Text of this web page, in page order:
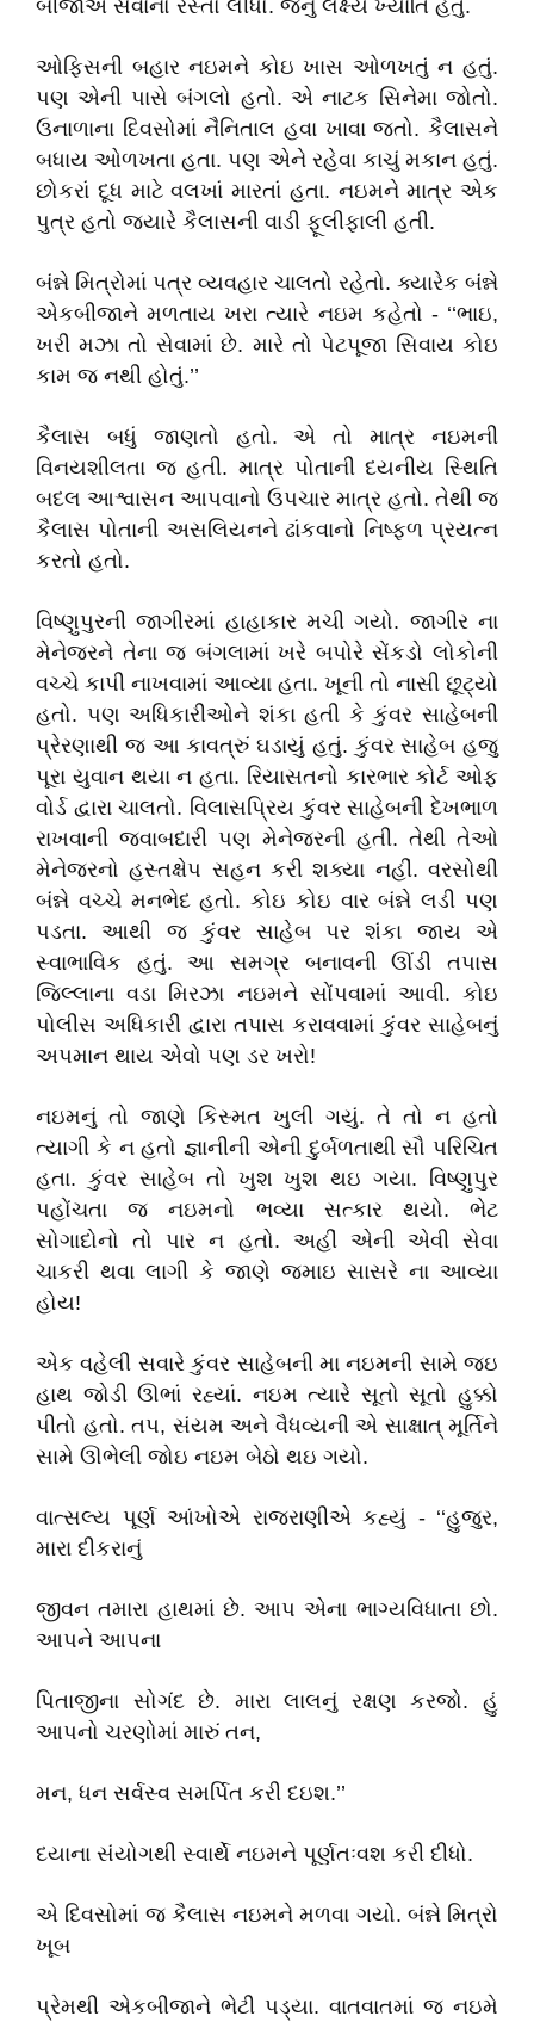
બીજાએ સેવાનો રસ્તો લીધો. જેનું લક્ષ્ય ખ્યાતિ હતું.
ઓફિસની બહાર નઇમને કોઇ ખાસ ઓળખતું ન હતું.
પણ એની પાસે બંગલો હતો. એ નાટક સિનેમા જોતો.
ઉનાળાના દિવસોમાં નૈનિતાલ હવા ખાવા જતો. કૈલાસને
બધાય ઓળખતા હતા. પણ એને રહેવા કાચું મકાન હતું.
છોકરાં દૂધ માટે વલખાં મારતાં હતા. નઇમને માત્ર એક
પુત્ર હતો જ્યારે કૈલાસની વાડી ફૂલીફાલી હતી.
બંન્ને મિત્રોમાં પત્ર વ્યવહાર ચાલતો રહેતો. ક્યારેક બંન્ને
એકબીજાને મળતાય ખરા ત્યારે નઇમ કહેતો - ‘‘ભાઇ,
ખરી મઝા તો સેવામાં છે. મારે તો પેટપૂજા સિવાય કોઇ
કામ જ નથી હોતું.’’
કૈલાસ બધું જાણતો હતો. એ તો માત્ર નઇમની
વિનયશીલતા જ હતી. માત્ર પોતાની દયનીય સ્થિતિ
બદલ આશ્વાસન આપવાનો ઉપચાર માત્ર હતો. તેથી જ
કૈલાસ પોતાની અસલિયનને ઢાંકવાનો નિષ્ફળ પ્રયત્ન
કરતો હતો.
વિષ્ણુપુરની જાગીરમાં હાહાકાર મચી ગયો. જાગીર ના
મેનેજરને તેના જ બંગલામાં ખરે બપોરે સેંકડો લોકોની
વચ્ચે કાપી નાખવામાં આવ્યા હતા. ખૂની તો નાસી છૂટ્યો
હતો. પણ અધિકારીઓને શંકા હતી કે કુંવર સાહેબની
પ્રેરણાથી જ આ કાવત્રું ઘડાયું હતું. કુંવર સાહેબ હજુ
પૂરા યુવાન થયા ન હતા. રિયાસતનો કારભાર કોર્ટ ઓફ
વોર્ડ દ્વારા ચાલતો. વિલાસપ્રિય કુંવર સાહેબની દેખભાળ
રાખવાની જવાબદારી પણ મેનેજરની હતી. તેથી તેઓ
મેનેજરનો હસ્તક્ષેપ સહન કરી શક્યા નહીં. વરસોથી
બંન્ને વચ્ચે મનભેદ હતો. કોઇ કોઇ વાર બંન્ને લડી પણ
પડતા. આથી જ કુંવર સાહેબ પર શંકા જાય એ
સ્વાભાવિક હતું. આ સમગ્ર બનાવની ઊંડી તપાસ
જિલ્લાના વડા મિરઝા નઇમને સોંપવામાં આવી. કોઇ
પોલીસ અધિકારી દ્વારા તપાસ કરાવવામાં કુંવર સાહેબનું
અપમાન થાય એવો પણ ડર ખરો!
નઇમનું તો જાણે કિસ્મત ખુલી ગયું. તે તો ન હતો
ત્યાગી કે ન હતો જ્ઞાનીની એની દુર્બળતાથી સૌ પરિચિત
હતા. કુંવર સાહેબ તો ખુશ ખુશ થઇ ગયા. વિષ્ણુપુર
પહોંચતા જ નઇમનો ભવ્યા સત્કાર થયો. ભેટ
સોગાદોનો તો પાર ન હતો. અહીં એની એવી સેવા
ચાકરી થવા લાગી કે જાણે જમાઇ સાસરે ના આવ્યા
હોય!
એક વહેલી સવારે કુંવર સાહેબની મા નઇમની સામે જઇ
હાથ જોડી ઊભાં રહ્યાં. નઇમ ત્યારે સૂતો સૂતો હુક્કો
પીતો હતો. તપ, સંયમ અને વૈધવ્યની એ સાક્ષાત્‌ મૂર્તિને
સામે ઊભેલી જોઇ નઇમ બેઠો થઇ ગયો.
વાત્સલ્ય પૂર્ણ આંખોએ રાજરાણીએ કહ્યું - ‘‘હુજુર,
મારા દીકરાનું
જીવન તમારા હાથમાં છે. આપ એના ભાગ્યવિધાતા છો.
આપને આપના
પિતાજીના સોગંદ છે. મારા લાલનું રક્ષણ કરજો. હું
આપનો ચરણોમાં મારું તન,
મન, ધન સર્વસ્વ સમર્પિત કરી દઇશ.’’
દયાના સંયોગથી સ્વાર્થે નઇમને પૂર્ણતઃવશ કરી દીધો.
એ દિવસોમાં જ કૈલાસ નઇમને મળવા ગયો. બંન્ને મિત્રો
ખૂબ
પ્રેમથી એકબીજાને ભેટી પડ્યા. વાતવાતમાં જ નઇમે